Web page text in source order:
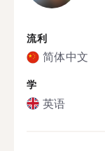
流利
简体中文
学
英语